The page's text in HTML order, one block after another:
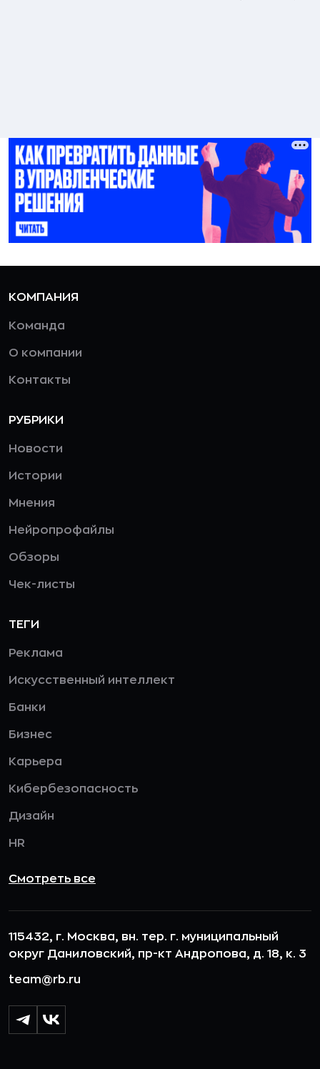
КОМПАНИЯ
Команда
О компании
Контакты
РУБРИКИ
Новости
Истории
Мнения
Нейропрофайлы
Обзоры
Чек-листы
ТЕГИ
Реклама
Искусственный интеллект
Банки
Бизнес
Карьера
Кибербезопасность
Дизайн
HR
Смотреть все
115432, г. Москва, вн. тер. г. муниципальный
округ Даниловский, пр-кт Андропова, д. 18, к. 3
team@rb.ru